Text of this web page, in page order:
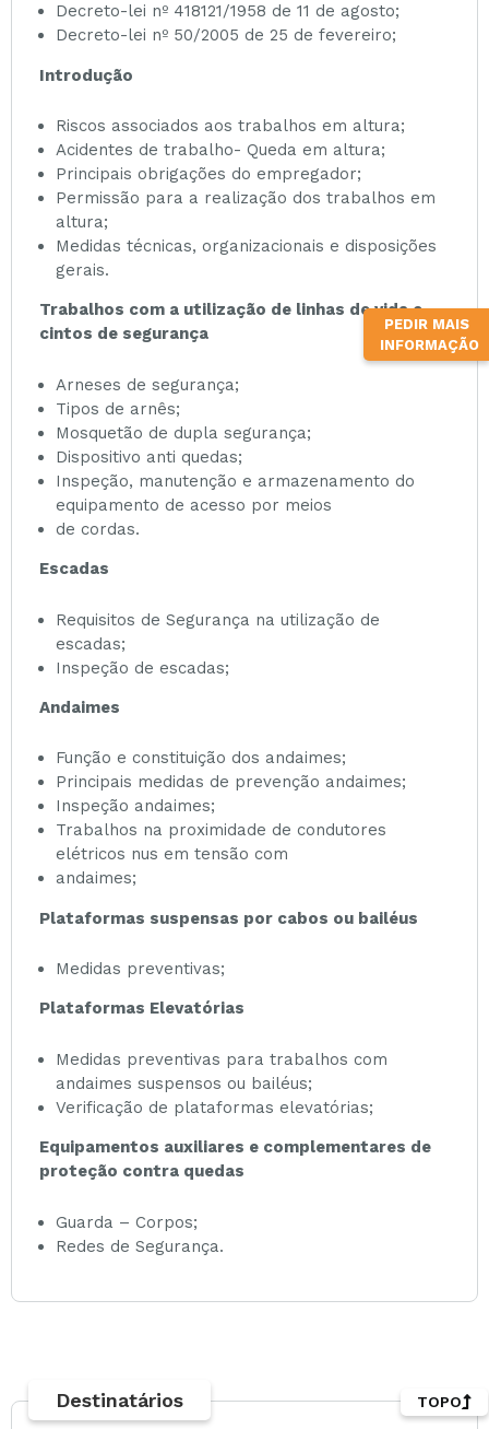
PEDIR MAIS
INFORMAÇÃO
Decreto-lei nº 418121/1958 de 11 de agosto;
Decreto-lei nº 50/2005 de 25 de fevereiro;
Introdução
Riscos associados aos trabalhos em altura;
Acidentes de trabalho- Queda em altura;
Principais obrigações do empregador;
Permissão para a realização dos trabalhos em
altura;
Medidas técnicas, organizacionais e disposições
gerais.
Trabalhos com a utilização de linhas de vida e
cintos de segurança
Arneses de segurança;
Tipos de arnês;
Mosquetão de dupla segurança;
Dispositivo anti quedas;
Inspeção, manutenção e armazenamento do
equipamento de acesso por meios
de cordas.
Escadas
Requisitos de Segurança na utilização de
escadas;
Inspeção de escadas;
Andaimes
Função e constituição dos andaimes;
Principais medidas de prevenção andaimes;
Inspeção andaimes;
Trabalhos na proximidade de condutores
elétricos nus em tensão com
andaimes;
Plataformas suspensas por cabos ou bailéus
Medidas preventivas;
Plataformas Elevatórias
Medidas preventivas para trabalhos com
andaimes suspensos ou bailéus;
Verificação de plataformas elevatórias;
Equipamentos auxiliares e complementares de
proteção contra quedas
Guarda – Corpos;
Redes de Segurança.
Destinatários TOPO